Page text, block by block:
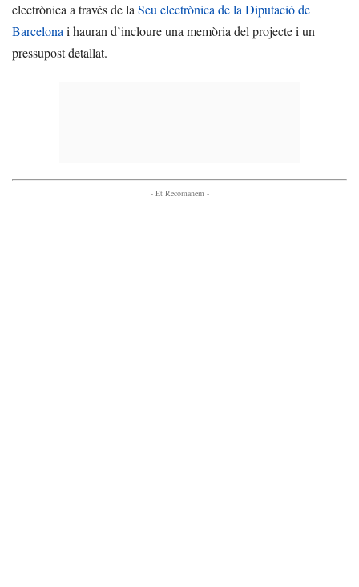
electrònica a través de la Seu electrònica de la Diputació de
Barcelona i hauran d’incloure una memòria del projecte i un
pressupost detallat.
- Et Recomanem -